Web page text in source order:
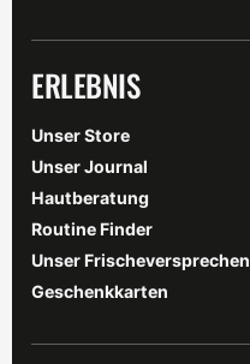
ERLEBNIS
Unser Store
Unser Journal
Hautberatung
Routine Finder
Unser Frischeversprechen
Geschenkkarten